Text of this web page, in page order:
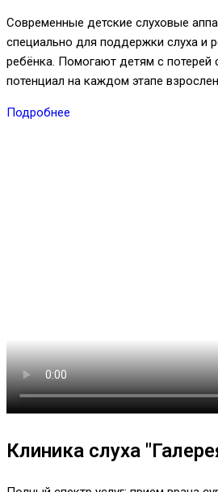
Современные детские слуховые
специально для поддержки слуха и
ребёнка. Помогают детям с потерей
потенциал на каждом этапе
Подробнее
Клиника слуха